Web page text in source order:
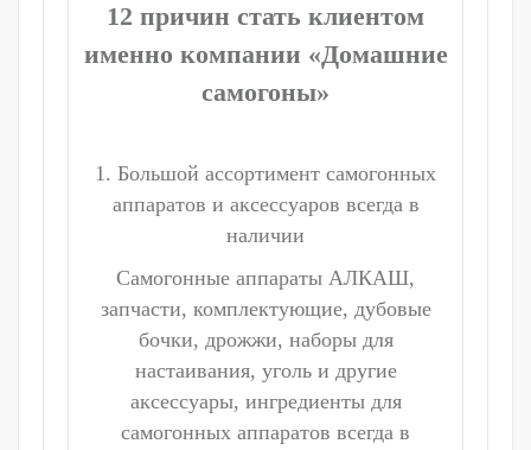
12 причин стать клиентом
именно компании «Домашние
самогоны»
1. Большой ассортимент самогонных
аппаратов и аксессуаров всегда в
наличии
Самогонные аппараты АЛКАШ,
запчасти, комплектующие, дубовые
бочки, дрожжи, наборы для
настаивания, уголь и другие
аксессуары, ингредиенты для
самогонных аппаратов всегда в